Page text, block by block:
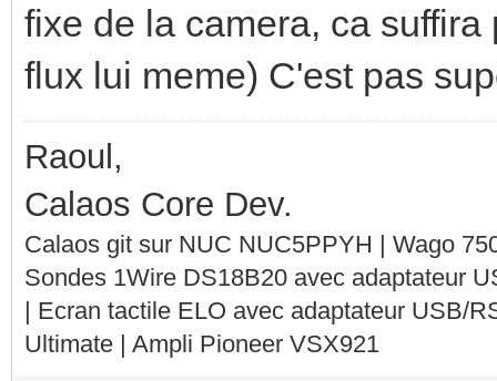
fixe de la camera, ca
flux lui meme) C'est pas
Raoul,
Calaos Core Dev.
Calaos git sur NUC NUC5PPYH | Wago
Sondes 1Wire DS18B20 avec adaptateur
| Ecran tactile ELO avec adaptateur USB/
Ultimate | Ampli Pioneer VSX921